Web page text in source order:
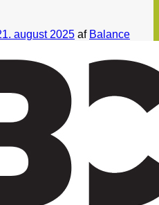
august 2025 af Balance